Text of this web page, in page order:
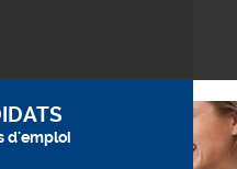
d'emploi